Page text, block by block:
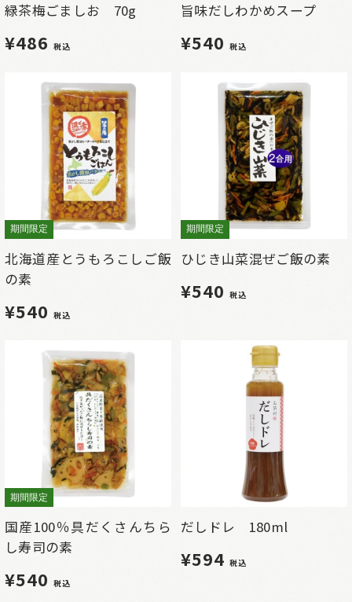
緑茶梅ごましお 70g
¥486税込
旨味だしわかめスープ
¥540税込
期間限定
北海道産とうもろこしご飯
の素
¥540税込
期間限定
ひじき山菜混ぜご飯の素
¥540税込
期間限定
国産100％具だくさんちら
し寿司の素
¥540税込
だしドレ 180ml
¥594税込